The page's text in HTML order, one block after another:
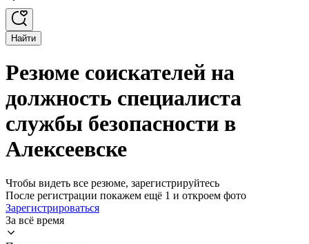
Найти
Резюме соискателей на
должность специалиста
службы безопасности в
Алексеевске
Чтобы видеть все резюме, зарегистрируйтесь
После регистрации покажем ещё 1 и откроем фото
Зарегистрироваться
За всё время